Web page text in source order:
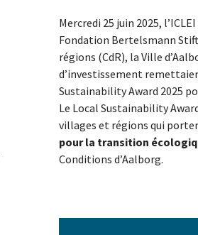
Mercredi 25 juin 2025,
Fondation Bertelsmann
régions (CdR), la Ville
d’investissement
Sustainability Award 2025
Le Local Sustainability
villages et régions qui
pour la transition
Conditions d’Aalborg.